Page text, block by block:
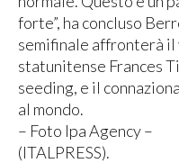
forte”, ha concluso
semifinale affronterà
statunitense Frances
seeding, e il
al mondo.
– Foto Ipa Agency –
(ITALPRESS).